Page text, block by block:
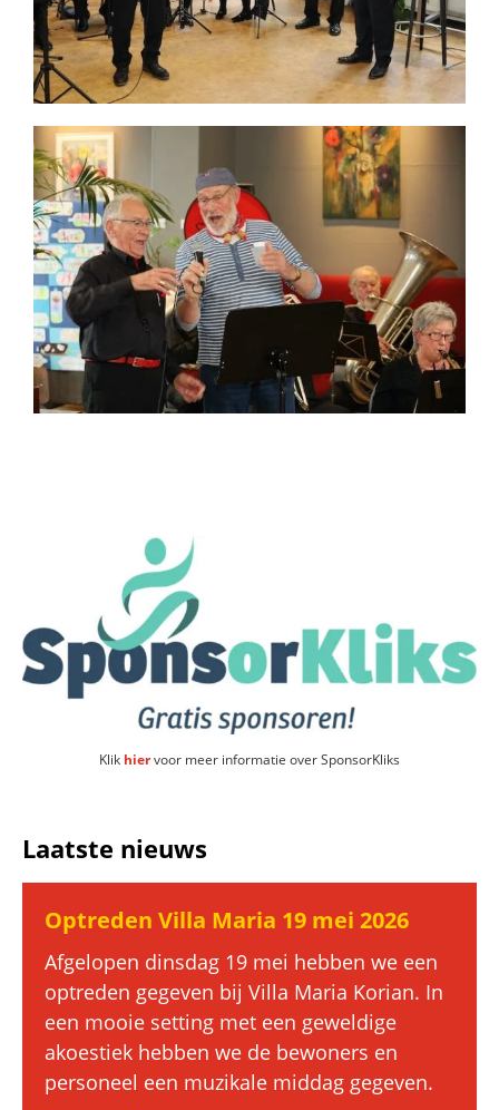
Klik hiervoor meer informatie over SponsorKliks
Laatste nieuws
Optreden Villa Maria 19 mei 2026
Afgelopen dinsdag 19 mei hebben we een
optreden gegeven bij Villa Maria Korian. In
een mooie setting met een geweldige
akoestiek hebben we de bewoners en
personeel een muzikale middag gegeven.